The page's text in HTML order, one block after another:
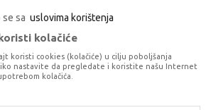
se sa uslovima korištenja
kolačiće
koristi cookies (kolačiće) u cilju poboljšanja
nastavite da pregledate i koristite našu Internet
kolačića.